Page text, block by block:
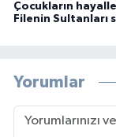
Çocukların
Filenin Sultanları
Yorumlar